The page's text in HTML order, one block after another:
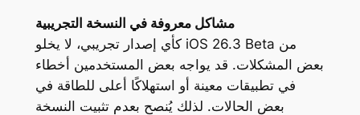
مشاكل معروفة في النسخة التجريبية
كأي إصدار تجريبي، لا يخلو iOS 26.3 Beta من
بعض المشكلات. قد يواجه بعض المستخدمين أخطاء
في تطبيقات معينة أو استهلاكًا أعلى للطاقة في
بعض الحالات. لذلك يُنصح بعدم تثبيت النسخة